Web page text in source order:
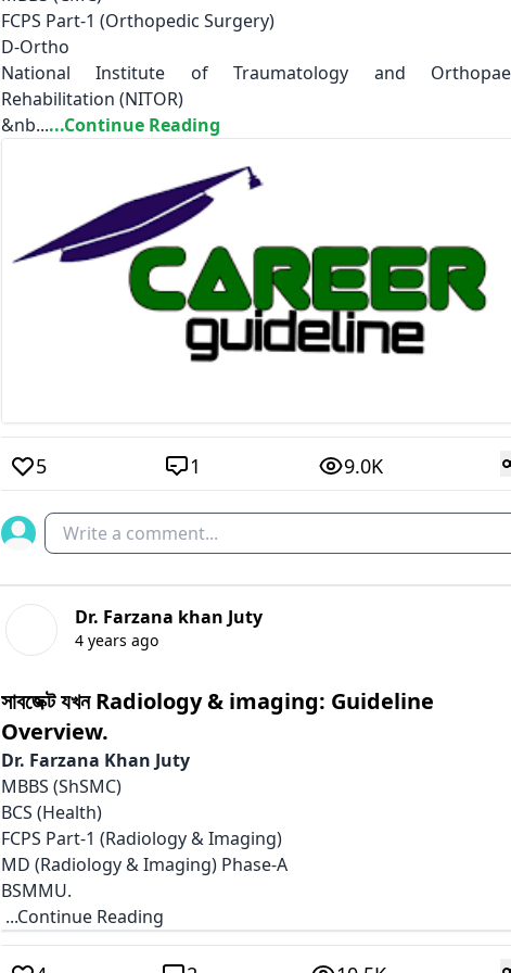
FCPS Part-1 (Orthopedic Surgery)
D-Ortho
National Institute of Traumatology and
Rehabilitation (NITOR)
&nb......Continue Reading
5 1 9.0K
Write a comment...
Dr. Farzana khan Juty
4 years ago
সাবজেক্ট যখন Radiology & imaging: Guideline
Overview.
Dr. Farzana Khan Juty
MBBS (ShSMC)
BCS (Health)
FCPS Part-1 (Radiology & Imaging)
MD (Radiology & Imaging) Phase-A
BSMMU.
...Continue Reading